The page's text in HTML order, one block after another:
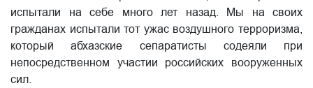
испытали на себе много лет назад. Мы на своих
гражданах испытали тот ужас воздушного терроризма,
который абхазские сепаратисты содеяли при
непосредственном участии российских вооруженных
сил.